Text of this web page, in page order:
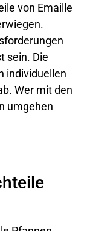
von Emaille
sein. Die
individuellen
Wer mit den
umgehen